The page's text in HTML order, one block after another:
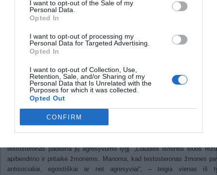
I want to opt-out of the Sale of my
Personal Data.
Opted In
I want to opt-out of processing my
Personal Data for Targeted Advertising.
Opted In
I want to opt-out of Collection, Use,
Retention, Sale, and/or Sharing of my
Personal Data that Is Unrelated with the
Purposes for which it was collected.
Opted Out
CONFIRM
Naujo tyrimo rezultatai bando paneigti įsisenėjusį mitą, jog
hormonas sukelia agresiją, praneša naujienų agentūra.Pasirodo,
hormonas padeda siekti socialinio statuso gerinimo.
Tyrimo metu buvo stebimos 120 moterų. Jo rezultatai atskleidė, kad
yra taip stipriai įsitikinę šio hormono poveikiu, jog manydami, kad
įšvirkštas testosteronas (nors to nebuvo), elgėsi daug agresyviau.
Testosteronas yra vyriškas hormonas, gaminamas daugiausia
mažesniais kiekiais moterų kiaušidėse. Šis hormonas prisideda prie
vystymosi bei lemia seksualinį elgesį.
testosteronas padidina jų agresyvumo lygį. „Liaudies išmintis šiuos
apibendrino ir pritaikė žmonėms. Manoma, kad testosteronas žmones
antisocialiai, egoistiškai ar net agresyviai“, – teigia vienas iš